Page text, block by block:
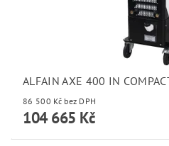
ALFAIN AXE 400 IN
86 500 Kč bez DPH
104 665 Kč